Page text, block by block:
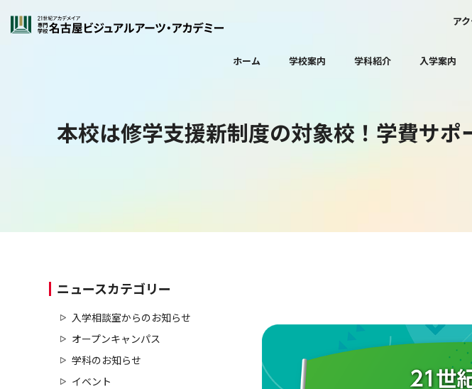
ア
ホーム 学校案内 学科紹介 入学案内
本校は修学支援新制度の対象校！学費サポ
ニュースカテゴリー
入学相談室からのお知らせ
オープンキャンパス
学科のお知らせ
イベント